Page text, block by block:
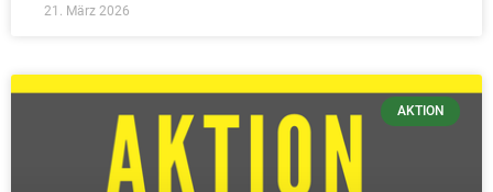
21. März 2026
AKTION